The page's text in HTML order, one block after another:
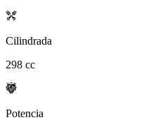
Cilindrada
298 cc
Potencia